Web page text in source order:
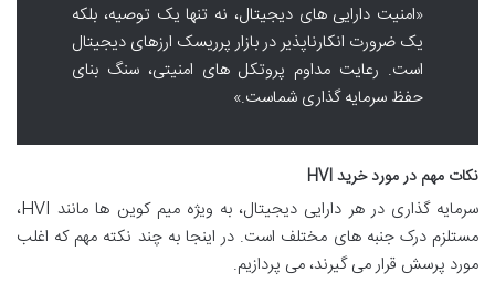
«امنیت دارایی های دیجیتال، نه تنها یک توصیه، بلکه
یک ضرورت انکارناپذیر در بازار پرریسک ارزهای دیجیتال
است. رعایت مداوم پروتکل های امنیتی، سنگ بنای
حفظ سرمایه گذاری شماست.»
نکات مهم در مورد خرید HVI
سرمایه گذاری در هر دارایی دیجیتال، به ویژه میم کوین ها مانند HVI،
مستلزم درک جنبه های مختلف است. در اینجا به چند نکته مهم که اغلب
مورد پرسش قرار می گیرند، می پردازیم.